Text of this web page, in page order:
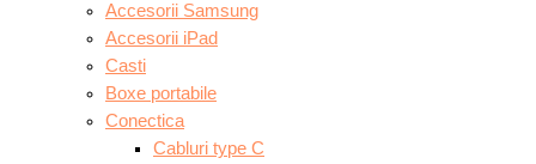
Accesorii Samsung
Accesorii iPad
Casti
Boxe portabile
Conectica
Cabluri type C